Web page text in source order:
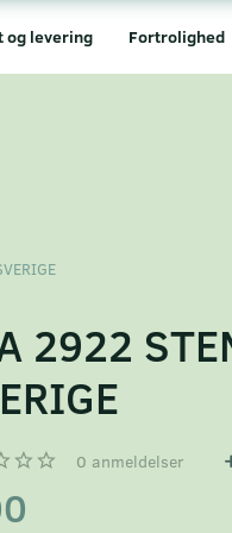
Fortrolighed
og levering
2922
0 anmeldelser